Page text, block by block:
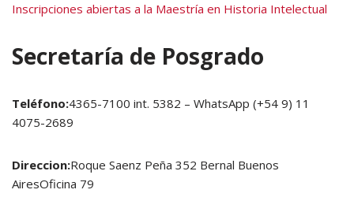
Inscripciones abiertas a la Maestría en Historia Intelectual
Secretaría de Posgrado
Teléfono:4365-7100 int. 5382 – WhatsApp (+54 9) 11
4075-2689
Direccion:Roque Saenz Peña 352 Bernal Buenos
AiresOficina 79